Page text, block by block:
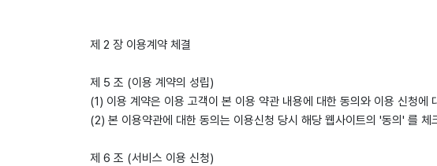
제 2 장 이용계약 체결
제 5 조 (이용 계약의 성립)
(1) 이용 계약은 이용 고객이 본 이용 약관 내용에 대한 동의와 이용 신청에
(2) 본 이용약관에 대한 동의는 이용신청 당시 해당 웹사이트의 '동의' 를 체
제 6 조 (서비스 이용 신청)